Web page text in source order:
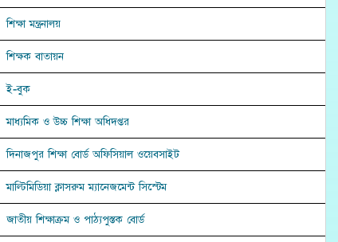
শিক্ষা মন্ত্রনালয়
শিক্ষক বাতায়ন
ই-বুক
মাধ্যমিক ও উচ্চ শিক্ষা অধিদপ্তর
দিনাজপুর শিক্ষা বোর্ড অফিসিয়াল ওয়েবসাইট
মাল্টিমিডিয়া ক্লাসরুম ম্যানেজমেন্ট সিস্টেম
জাতীয় শিক্ষাক্রম ও পাঠ্যপুস্তক বোর্ড